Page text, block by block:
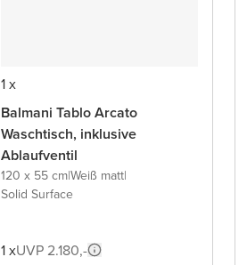
1 x
Balmani Tablo Arcato
Waschtisch, inklusive
Ablaufventil
120 x 55 cm|Weiß matt|
Solid Surface
1 xUVP 2.180,-